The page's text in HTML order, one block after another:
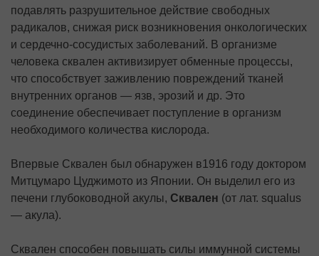
подавлять раз­рушительное действие свободных
радикалов, снижая риск возникновения онкологических
и сердечно-сосудистых заболеваний. В организме
человека сквален активизирует обменные про­цессы,
что способствует заживлению поврежде­ний тканей
внутренних органов — язв, эрозий и др. Это
соединение обеспечивает поступление в организм
необходимого количества кислорода.
Впервые Сквален был обнаружен в1916 году доктором
Митцумаро Цуджимото из Японии. Он выделил его из
печени глубоководной акулы, Сквален (от лат. squalus
— акула).
Сквален способен повышать силы иммунной системы